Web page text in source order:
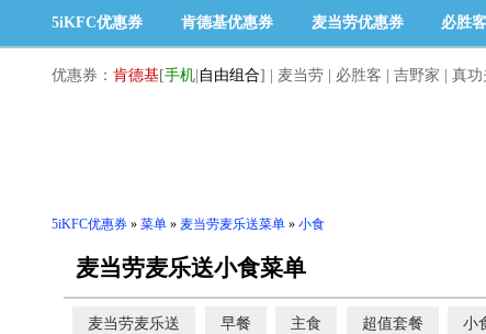
5iKFC优惠券 肯德基优惠券 麦当劳优惠券 必胜
优惠券：肯德基[手机| 自由组合] | 麦当劳 | 必胜客 |吉野家 |真功
5iKFC优惠券 »菜单 » 麦当劳麦乐送菜单 »小食
麦当劳麦乐送小食菜单
麦当劳麦乐送 早餐 主食 超值套餐 小